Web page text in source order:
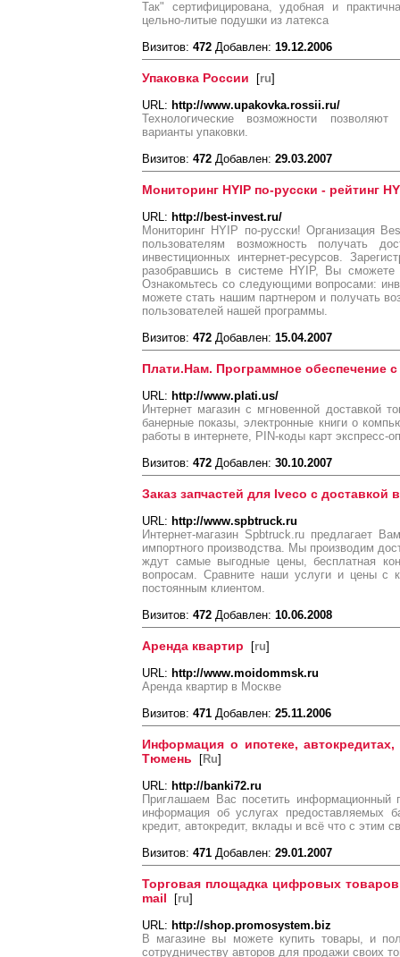
Так" сертифицирована, удобная и
цельно-литые подушки из латекса
Визитов: 472 Добавлен: 19.12.2006
Упаковка России [ru]
URL: http://www.upakovka.rossii.ru/
Технологические возможности
варианты упаковки.
Визитов: 472 Добавлен: 29.03.2007
Мониторинг HYIP по-русски - рейтинг
URL: http://best-invest.ru/
Мониторинг HYIP по-русски! Организация
пользователям возможность получать
инвестиционных интернет-ресурсов.
разобравшись в системе HYIP, Вы сможете
Ознакомьтесь со следующими вопросами:
можете стать нашим партнером и получать
пользователей нашей программы.
Визитов: 472 Добавлен: 15.04.2007
Плати.Нам. Программное обеспечение
URL: http://www.plati.us/
Интернет магазин с мгновенной доставкой
банерные показы, электронные книги о
работы в интернете, PIN-коды карт экспресс-
Визитов: 472 Добавлен: 30.10.2007
Заказ запчастей для Iveco с доставкой
URL: http://www.spbtruck.ru
Интернет-магазин Spbtruck.ru предлагает
импортного производства. Мы производим
ждут самые выгодные цены, бесплатная
вопросам. Сравните наши услуги и цены с
постоянным клиентом.
Визитов: 472 Добавлен: 10.06.2008
Аренда квартир [ru]
URL: http://www.moidommsk.ru
Аренда квартир в Москве
Визитов: 471 Добавлен: 25.11.2006
Информация о ипотеке,
Тюмень [Ru]
URL: http://banki72.ru
Приглашаем Вас посетить информационный
информация об услугах предоставляемых
кредит, автокредит, вклады и всё что с этим
Визитов: 471 Добавлен: 29.01.2007
Торговая площадка цифровых
mail [ru]
URL: http://shop.promosystem.biz
В магазине вы можете купить товары, и
сотрудничеству авторов для продажи своих